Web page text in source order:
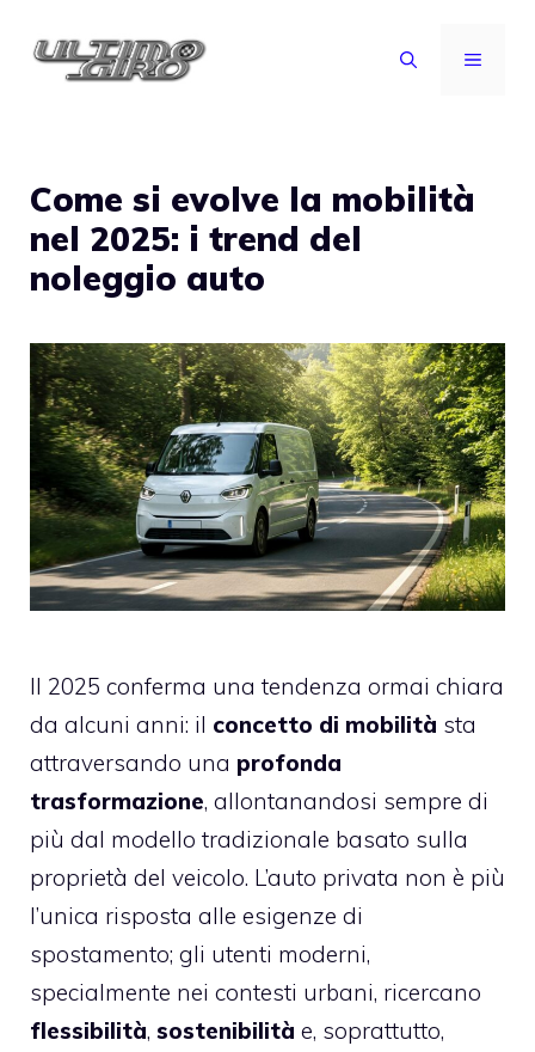
MENU
Come si evolve la mobilità
nel 2025: i trend del
noleggio auto
Il 2025 conferma una tendenza ormai chiara
da alcuni anni: il concetto di mobilità sta
attraversando una profonda
trasformazione, allontanandosi sempre di
più dal modello tradizionale basato sulla
proprietà del veicolo. L’auto privata non è più
l’unica risposta alle esigenze di
spostamento; gli utenti moderni,
specialmente nei contesti urbani, ricercano
flessibilità, sostenibilità e, soprattutto,